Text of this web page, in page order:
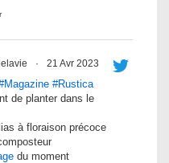
· 21 Avr 2023
#Rustica
de planter dans le
à floraison précoce
du moment